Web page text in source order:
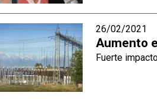
26/02/2021
Aumento
Fuerte